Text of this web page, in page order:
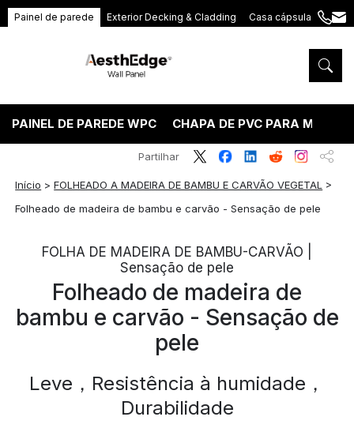
Painel de parede Exterior Decking & Cladding Casa cápsula
+86
5575
PAINEL DE PAREDE WPC CHAPA DE PVC PARA
Início >FOLHEADO A MADEIRA DE BAMBU E CARVÃO VEGETAL
>
Folheado de madeira de bambu e carvão - Sensação de pele
Partilhar
FOLHA DE MADEIRA DE BAMBU-CARVÃO |
Sensação de pele
Folheado de madeira de
bambu e carvão - Sensação de
pele
Leve，Resistência à humidade，
Durabilidade